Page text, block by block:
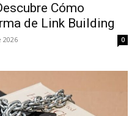
Cómo
de Link Building
2026 0